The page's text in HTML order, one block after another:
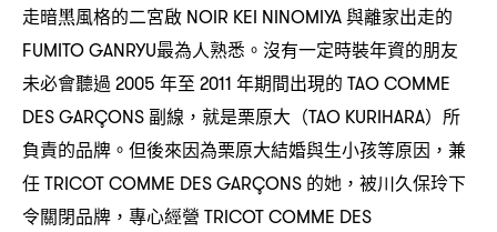
走暗黑風格的二宮啟 NOIR KEI NINOMIYA與離家出走的
FUMITO GANRYU最為人熟悉。沒有一定時裝年資的朋友
未必會聽過 2005 年至 2011 年期間出現的 TAO COMME
DES GARÇONS 副線 ， 就是栗原大 （TAO KURIHARA） 所
負責的品牌。但後來因為栗原大結婚與生小孩等原因 ， 兼
任TRICOT COMME DES GARÇONS 的她 ， 被川久保玲下
令關閉品牌 ， 專心經營 TRICOT COMME DES